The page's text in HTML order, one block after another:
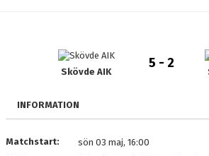
BILDGALLERI
DOKUMENT
Skövde AIK
5 - 2
INFORMATION
Matchstart:
sön 03 maj, 16:00